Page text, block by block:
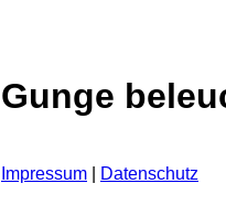
Gunge
Impressum Datenschutz